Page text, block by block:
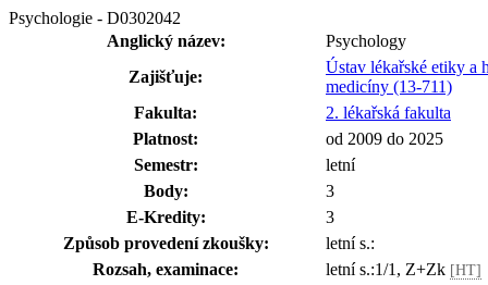
Psychologie - D0302042
Anglický název:
Psychology
Zajišťuje:
Ústav lékařské etiky a
medicíny (13-711)
Fakulta:
2. lékařská fakulta
Platnost:
od 2009 do 2025
Semestr:
letní
Body:
3
E-Kredity:
3
Způsob provedení zkoušky:
letní s.:
Rozsah, examinace:
letní s.:1/1, Z+Zk [HT]